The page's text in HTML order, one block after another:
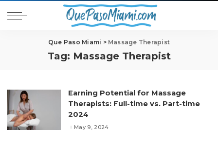
Que Paso Miami > Massage Therapist
Tag: Massage Therapist
Earning Potential for Massage
Therapists: Full-time vs. Part-time
2024
May 9, 2024